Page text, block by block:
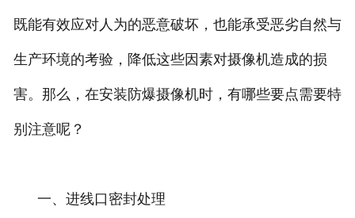
资质荣誉
服务支持
既能有效应对人为的恶意破坏，也能承受恶劣自然与
生产环境的考验，降低这些因素对摄像机造成的损
害。那么，在安装防爆摄像机时，有哪些要点需要特
别注意呢？
一、进线口密封处理